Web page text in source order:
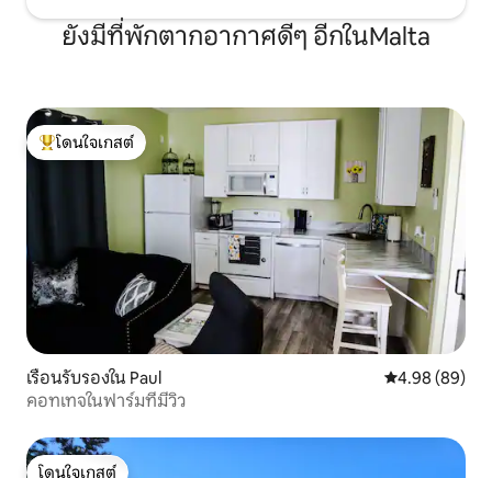
ยังมีที่พักตากอากาศดีๆ อีกในMalta
โดนใจเกสต์ที่สุด
โดนใจเกสต์
เรือนรับรองใน Paul คะแนนเฉลี่ย
4.98 (89)
คอทเทจในฟาร์มที่มีวิว
โดนใจเกสต์